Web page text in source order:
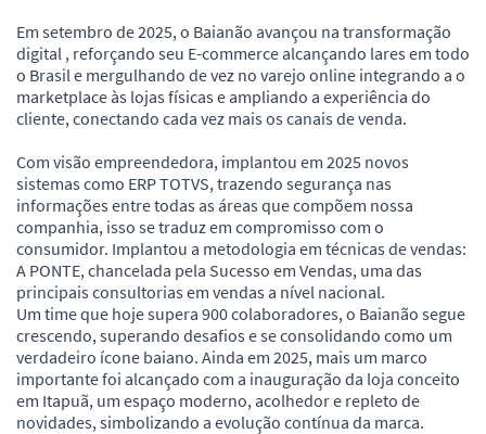
Em setembro de 2025, o Baianão avançou na transformação
digital , reforçando seu E-commerce alcançando lares em todo
o Brasil e mergulhando de vez no varejo online integrando a o
marketplace às lojas físicas e ampliando a experiência do
cliente, conectando cada vez mais os canais de venda.
Com visão empreendedora, implantou em 2025 novos
sistemas como ERP TOTVS, trazendo segurança nas
informações entre todas as áreas que compõem nossa
companhia, isso se traduz em compromisso com o
consumidor. Implantou a metodologia em técnicas de vendas:
A PONTE, chancelada pela Sucesso em Vendas, uma das
principais consultorias em vendas a nível nacional.
Um time que hoje supera 900 colaboradores, o Baianão segue
crescendo, superando desafios e se consolidando como um
verdadeiro ícone baiano. Ainda em 2025, mais um marco
importante foi alcançado com a inauguração da loja conceito
em Itapuã, um espaço moderno, acolhedor e repleto de
novidades, simbolizando a evolução contínua da marca.